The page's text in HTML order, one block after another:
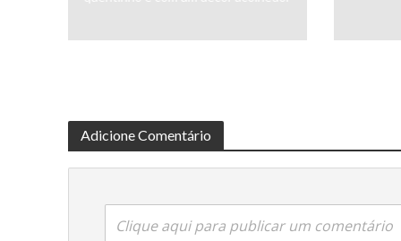
Adicione Comentário
Clique aqui para publicar um comentário